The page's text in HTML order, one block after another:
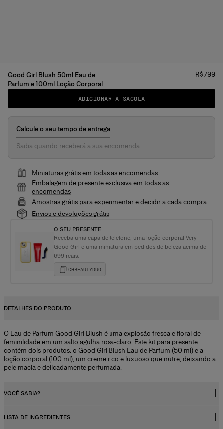
Good Girl Blush 50ml Eau de
Parfum e 100ml Loção Corporal
Preço:
R$799
ADICIONAR À SACOLA
Calcule o seu tempo de entrega
Saiba quando receberá a sua encomenda
Miniaturas grátis em todas as encomendas
Embalagem de presente exclusiva em todas as
encomendas
Amostras grátis para experimentar e decidir a cada compra
Envios e devoluções grátis
O SEU PRESENTE
Receba uma capa de telefone, uma loção corporal Very
Good Girl e uma miniatura em pedidos de beleza acima de
699 reais.
CHBEAUTYDUO
DETALHES DO PRODUTO
O Eau de Parfum Good Girl Blush é uma explosão fresca e floral de
feminilidade em um salto agulha rosa-claro. Este kit para presente
contém dois produtos: o Good Girl Blush Eau de Parfum (50 ml) e a
loção corporal (100 ml), um creme rico e luxuoso que nutre, deixando a
pele macia e delicadamente perfumada.
VOCÊ SABIA?
Concentração da fragrância
LISTA DE INGREDIENTES